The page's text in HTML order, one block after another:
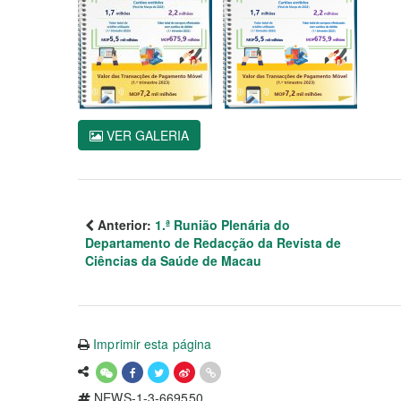
VER GALERIA
Anterior: 1.ª Runião Plenária do
Departamento de Redacção da Revista de
Ciências da Saúde de Macau
Imprimir esta página
NEWS-1-3-669550